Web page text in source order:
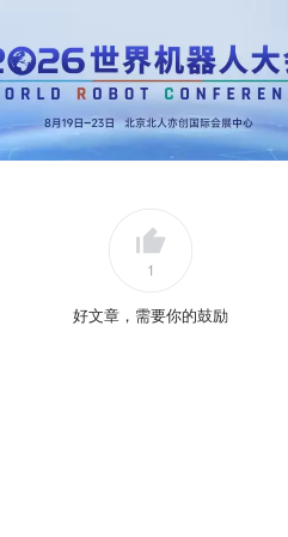
1
好文章，需要你的鼓励